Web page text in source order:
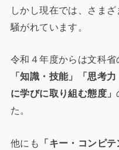
しかし現在では、さま
騒がれています。
令和４年度からは文科省
「知識・技能」「思考
に学びに取り組む態度」
た。
他にも 「キー・コンピ